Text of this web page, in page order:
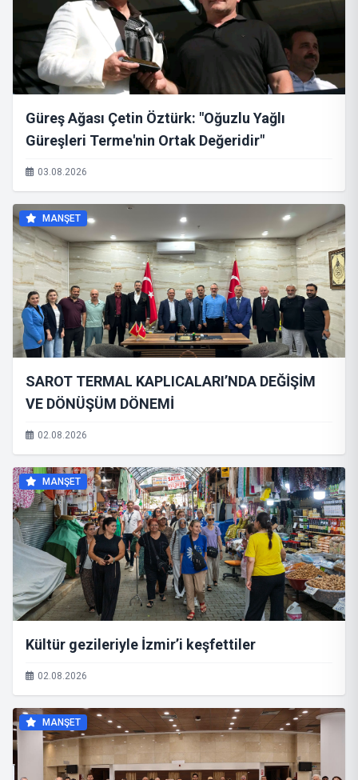
Güreş Ağası Çetin Öztürk: "Oğuzlu Yağlı
Güreşleri Terme'nin Ortak Değeridir"
03.08.2026
MANŞET
SAROT TERMAL KAPLICALARI’NDA DEĞİŞİM
VE DÖNÜŞÜM DÖNEMİ
02.08.2026
MANŞET
Kültür gezileriyle İzmir’i keşfettiler
02.08.2026
MANŞET